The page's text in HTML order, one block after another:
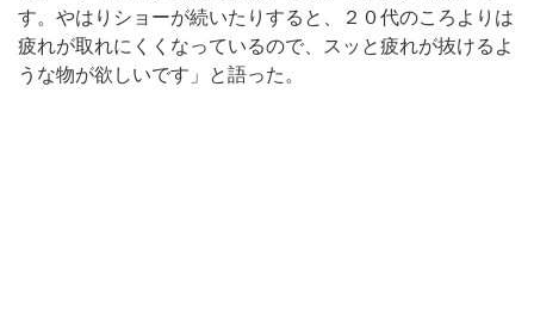
す。やはりショーが続いたりすると、２０代のころよりは
疲れが取れにくくなっているので、スッと疲れが抜けるよ
うな物が欲しいです」と語った。